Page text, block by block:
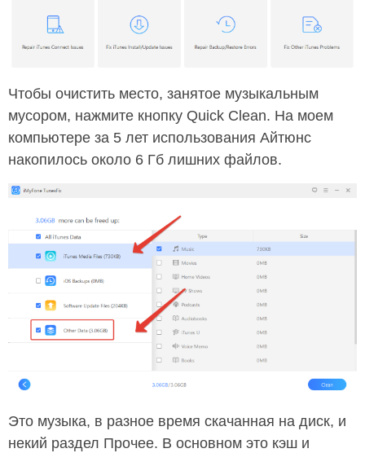
Чтобы очистить место, занятое музыкальным
мусором, нажмите кнопку Quick Clean. На моем
компьютере за 5 лет использования Айтюнс
накопилось около 6 Гб лишних файлов.
Это музыка, в разное время скачанная на диск, и
некий раздел Прочее. В основном это кэш и